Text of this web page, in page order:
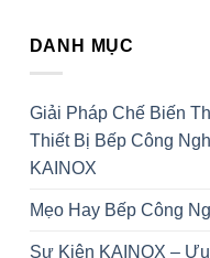
DANH MỤC
Giải Pháp Chế Biến
Thiết Bị Bếp Công
KAINOX
Mẹo Hay Bếp Công
Sự Kiện KAINOX –